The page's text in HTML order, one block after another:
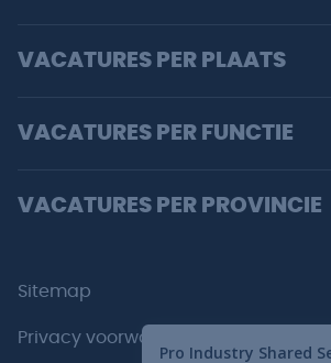
VACATURES PER PLAATS
VACATURES PER FUNCTIE
VACATURES PER PROVINCIE
Sitemap
Privacy voorwaarden